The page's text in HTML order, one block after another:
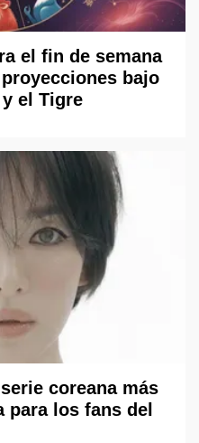
el fin de semana
bajo
el Tigre
coreana más
para los fans del